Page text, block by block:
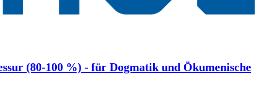
(80-100 %) - für Dogmatik und Ökumenische